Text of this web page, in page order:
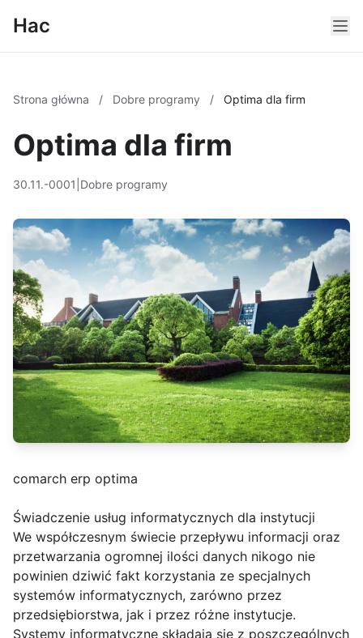
Hac
Strona główna / Dobre programy / Optima dla firm
Optima dla firm
30.11.-0001 Dobre programy
comarch erp optima
Świadczenie usług informatycznych dla instytucji
We współczesnym świecie przepływu informacji oraz
przetwarzania ogromnej ilości danych nikogo nie
powinien dziwić fakt korzystania ze specjalnych
systemów informatycznych, zarówno przez
przedsiębiorstwa, jak i przez różne instytucje.
Systemy informatyczne składają się z poszczególnych